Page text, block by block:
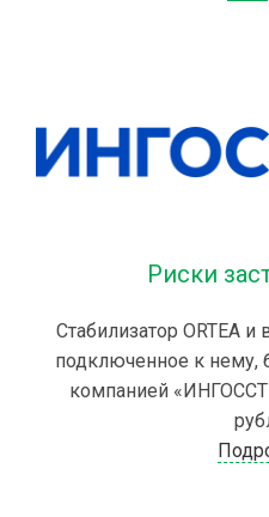
Риски
Стабилизатор ORTEA
подключенное к нему,
компанией